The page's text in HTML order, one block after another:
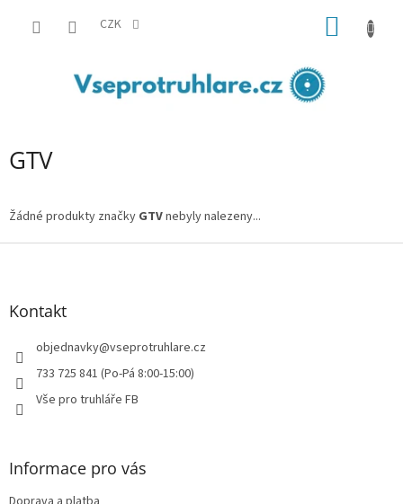
CZK
GTV
Žádné produkty značky GTVnebyly nalezeny...
Z
Kontakt
objednavky@vseprotruhlare.cz
733 725 841 (Po-Pá 8:00-15:00)
Vše pro truhláře FB
Informace pro vás